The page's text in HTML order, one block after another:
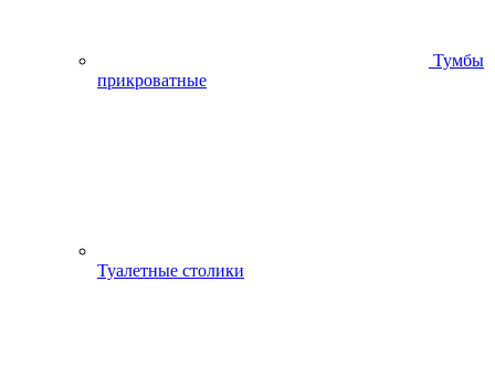
Тумбы
прикроватные
Туалетные столики